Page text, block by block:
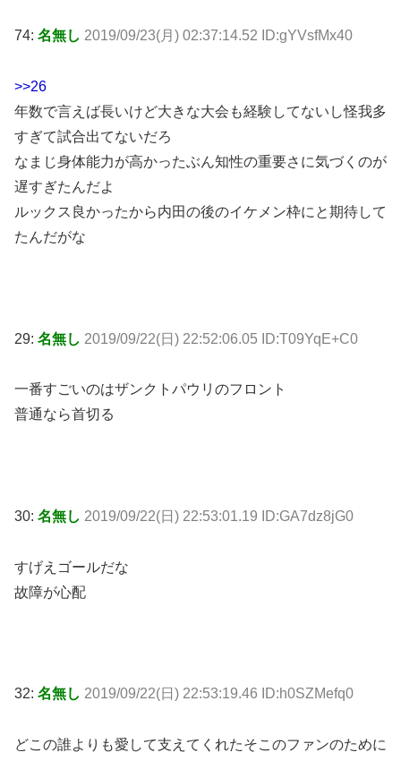
74: 名無し 2019/09/23(月) 02:37:14.52 ID:gYVsfMx40
>>26
年数で言えば長いけど大きな大会も経験してないし怪我多
すぎて試合出てないだろ
なまじ身体能力が高かったぶん知性の重要さに気づくのが
遅すぎたんだよ
ルックス良かったから内田の後のイケメン枠にと期待して
たんだがな
29: 名無し 2019/09/22(日) 22:52:06.05 ID:T09YqE+C0
一番すごいのはザンクトパウリのフロント
普通なら首切る
30: 名無し 2019/09/22(日) 22:53:01.19 ID:GA7dz8jG0
すげえゴールだな
故障が心配
32: 名無し 2019/09/22(日) 22:53:19.46 ID:h0SZMefq0
どこの誰よりも愛して支えてくれたそこのファンのために